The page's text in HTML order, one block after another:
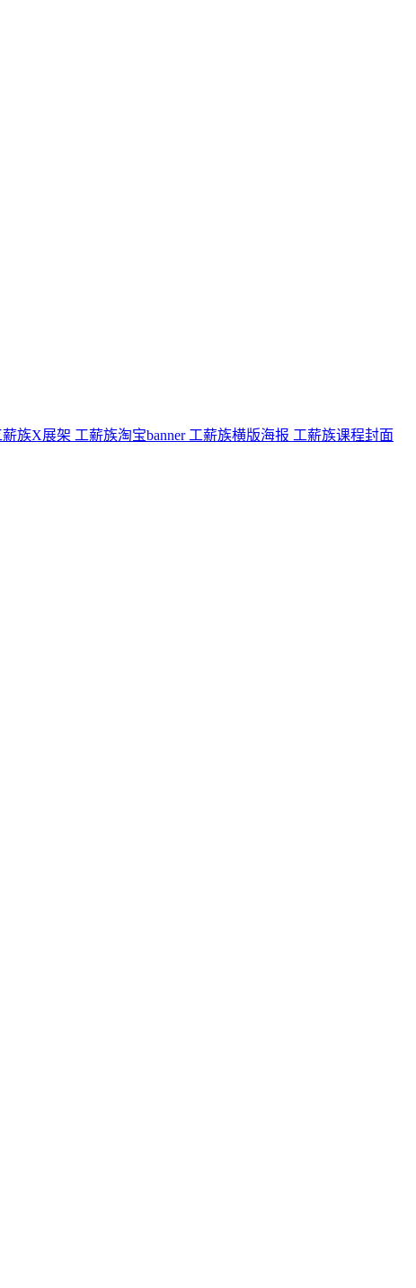
薪族X展架 工薪族淘宝banner 工薪族横版海报 工薪族课程封面